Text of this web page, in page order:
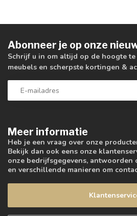
Meer informatie
Heb je een vraag over onze
Bekijk dan ook eens onze
onze bedrijfsgegevens, antwoorden
en verschillende manieren om
Abonneer je op onze
Schrijf u in om altijd op de hoogte
meubels en scherpste kortingen &